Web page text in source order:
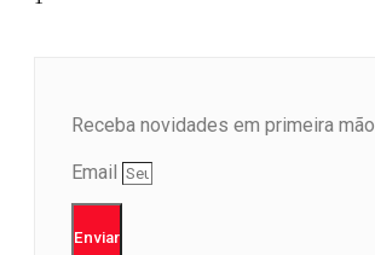
Receba novidades em primeira mão
Email
Enviar